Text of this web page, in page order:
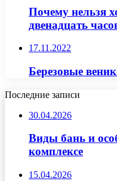
Почему нельзя
двенадцать
17.11.2022
Березовые
Последние записи
30.04.2026
Виды бань и
комплексе
15.04.2026